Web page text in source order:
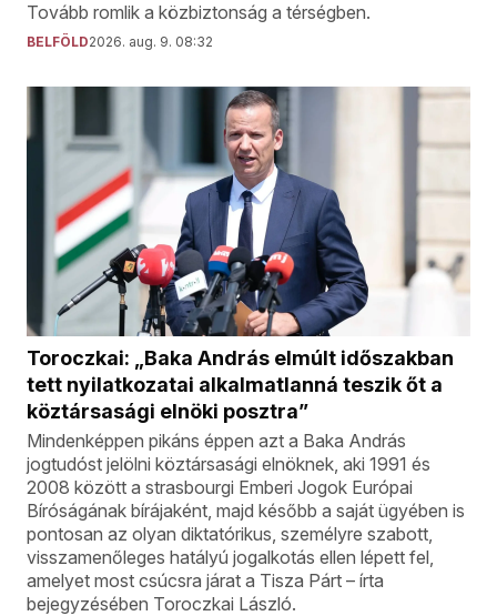
Tovább romlik a közbiztonság a térségben.
BELFÖLD2026. aug. 9. 08:32
Toroczkai: „Baka András elmúlt időszakban
tett nyilatkozatai alkalmatlanná teszik őt a
köztársasági elnöki posztra”
Mindenképpen pikáns éppen azt a Baka András
jogtudóst jelölni köztársasági elnöknek, aki 1991 és
2008 között a strasbourgi Emberi Jogok Európai
Bíróságának bírájaként, majd később a saját ügyében is
pontosan az olyan diktatórikus, személyre szabott,
visszamenőleges hatályú jogalkotás ellen lépett fel,
amelyet most csúcsra járat a Tisza Párt – írta
bejegyzésében Toroczkai László.